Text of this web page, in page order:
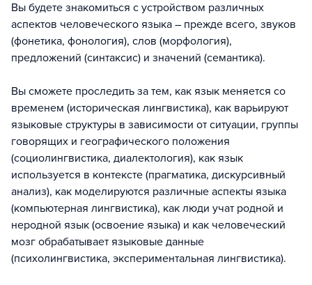
Вы будете знакомиться с устройством различных
аспектов человеческого языка – прежде всего, звуков
(фонетика, фонология), слов (морфология),
предложений (синтаксис) и значений (семантика).
Вы сможете проследить за тем, как язык меняется со
временем (историческая лингвистика), как варьируют
языковые структуры в зависимости от ситуации, группы
говорящих и географического положения
(социолингвистика, диалектология), как язык
используется в контексте (прагматика, дискурсивный
анализ), как моделируются различные аспекты языка
(компьютерная лингвистика), как люди учат родной и
неродной язык (освоение языка) и как человеческий
мозг обрабатывает языковые данные
(психолингвистика, экспериментальная лингвистика).